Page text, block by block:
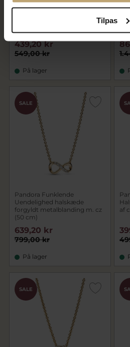
Tilpas
evighedshjerte halskæde sølv
m. cz (50 cm)
549,00 kr
439,20 kr
På lager
SALE
Pandora Funklende
Uendelighed halskæde
forgyldt metalblanding m. cz
(50 cm)
799,00 kr
639,20 kr
På lager
af
SALE